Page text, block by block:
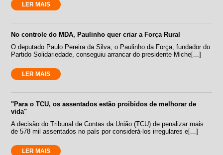
LER MAIS
No controle do MDA, Paulinho quer criar a Força Rural
O deputado Paulo Pereira da Silva, o Paulinho da Força, fundador do
Partido Solidariedade, conseguiu arrancar do presidente Miche[...]
LER MAIS
"Para o TCU, os assentados estão proibidos de melhorar de
vida"
A decisão do Tribunal de Contas da União (TCU) de penalizar mais
de 578 mil assentados no país por considerá-los irregulares e[...]
LER MAIS